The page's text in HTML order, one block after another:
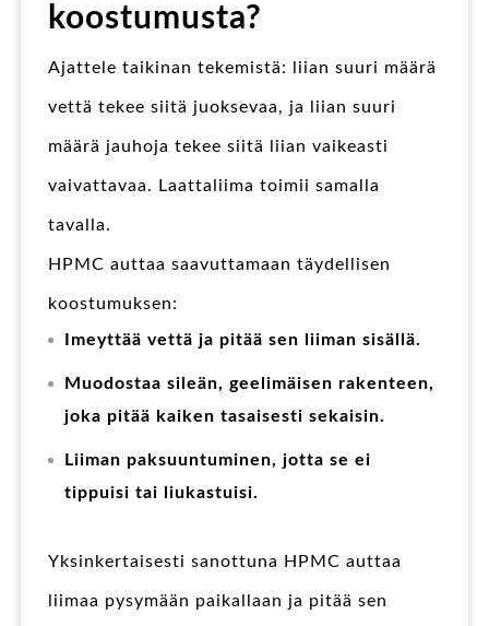
koostumusta?
Ajattele taikinan tekemistä: liian suuri määrä
vettä tekee siitä juoksevaa, ja liian suuri
määrä jauhoja tekee siitä liian vaikeasti
vaivattavaa. Laattaliima toimii samalla
tavalla.
HPMC auttaa saavuttamaan täydellisen
koostumuksen:
Imeyttää vettä ja pitää sen liiman sisällä.
Muodostaa sileän, geelimäisen rakenteen,
joka pitää kaiken tasaisesti sekaisin.
Liiman paksuuntuminen, jotta se ei
tippuisi tai liukastuisi.
Yksinkertaisesti sanottuna HPMC auttaa
liimaa pysymään paikallaan ja pitää sen